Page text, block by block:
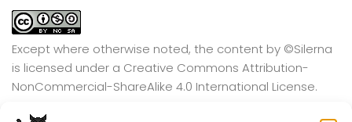
Except where otherwise noted, the content by ©Silerna
is licensed under a Creative Commons Attribution-
NonCommercial-ShareAlike 4.0 International License.